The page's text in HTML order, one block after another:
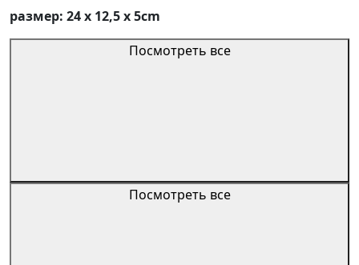
размер: 24 х 12,5 х 5cm
Посмотреть все
Посмотреть все